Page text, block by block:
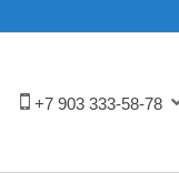
+7 903 333-58-78